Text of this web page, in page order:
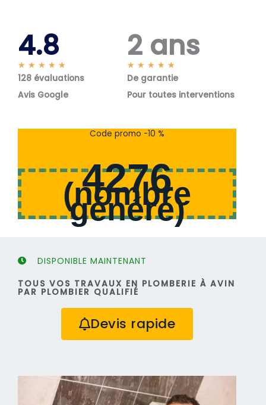
4.8
★ ★ ★ ★ ★
o
s
128 évaluations
Avis Google
2 ans
★ ★ ★ ★ ★
o
s
De garantie
Pour toutes interventions
Code promo -10 %
4276
(nombre
généré)
DISPONIBLE MAINTENANT
TOUS VOS TRAVAUX EN PLOMBERIE À AVIN
PAR PLOMBIER QUALIFIÉ
Devis rapide